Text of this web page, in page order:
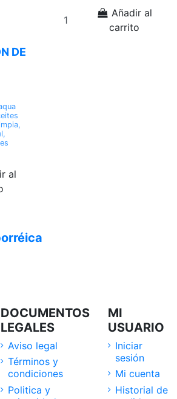
DE
al
Añadir al
carrito
DOCUMENTOS
LEGALES
Aviso legal
Términos y
condiciones
Politica y
MI
USUARIO
Iniciar
sesión
Mi cuenta
Historial de